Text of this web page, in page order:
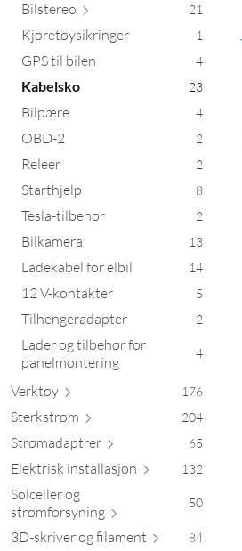
Bilstereo 21
Kjøretøysikringer 1
GPS til bilen 4
Kabelsko 23
Bilpære 4
OBD-2 2
Releer 2
Starthjelp 8
Tesla-tilbehør 2
Bilkamera 13
Ladekabel for elbil 14
12 V-kontakter 5
Tilhengeradapter 2
Lader og tilbehør for
panelmontering
4
Verktøy 176
Sterkstrøm 204
Strømadaptrer 65
Elektrisk installasjon 132
Solceller og
strømforsyning 50
3D-skriver og filament 84